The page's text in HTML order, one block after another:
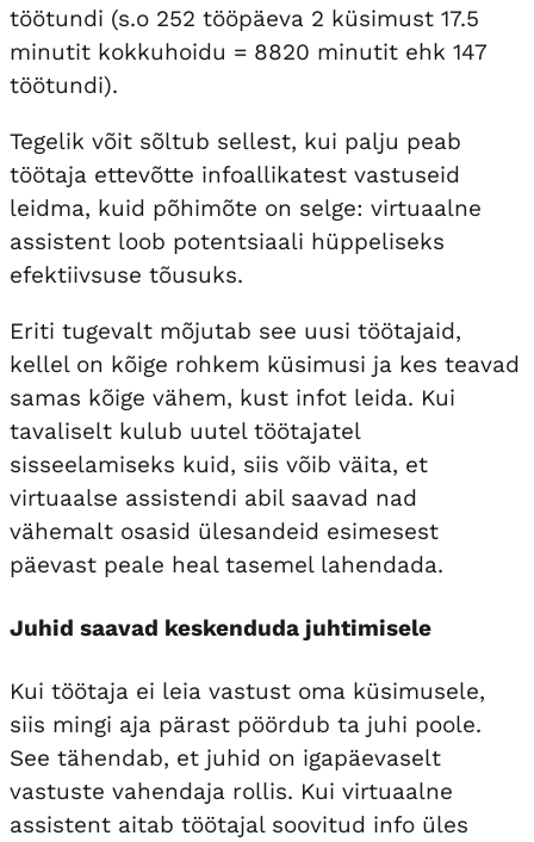
töötundi (s.o 252 tööpäeva 2 küsimust 17.5
minutit kokkuhoidu = 8820 minutit ehk 147
töötundi).
Tegelik võit sõltub sellest, kui palju peab
töötaja ettevõtte infoallikatest vastuseid
leidma, kuid põhimõte on selge: virtuaalne
assistent loob potentsiaali hüppeliseks
efektiivsuse tõusuks.
Eriti tugevalt mõjutab see uusi töötajaid,
kellel on kõige rohkem küsimusi ja kes teavad
samas kõige vähem, kust infot leida. Kui
tavaliselt kulub uutel töötajatel
sisseelamiseks kuid, siis võib väita, et
virtuaalse assistendi abil saavad nad
vähemalt osasid ülesandeid esimesest
päevast peale heal tasemel lahendada.
Juhid saavad keskenduda juhtimisele
Kui töötaja ei leia vastust oma küsimusele,
siis mingi aja pärast pöördub ta juhi poole.
See tähendab, et juhid on igapäevaselt
vastuste vahendaja rollis. Kui virtuaalne
assistent aitab töötajal soovitud info üles